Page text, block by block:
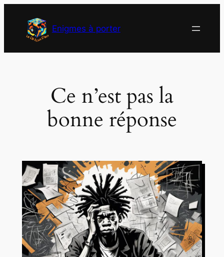
contenu
Enigmes à porter
Ce n’est pas la
bonne réponse